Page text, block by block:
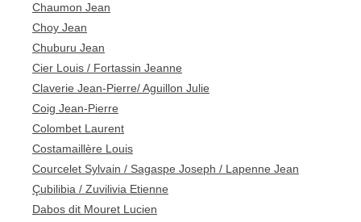
Chaumon Jean
Choy Jean
Chuburu Jean
Cier Louis / Fortassin Jeanne
Claverie Jean-Pierre/ Aguillon Julie
Coig Jean-Pierre
Colombet Laurent
Costamaillère Louis
Courcelet Sylvain / Sagaspe Joseph / Lapenne Jean
Çubilibia / Zuvilivia Etienne
Dabos dit Mouret Lucien